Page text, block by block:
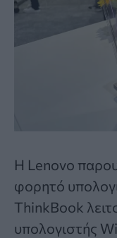
Η Lenovo
φορητό
ThinkBook
υπολογιστής